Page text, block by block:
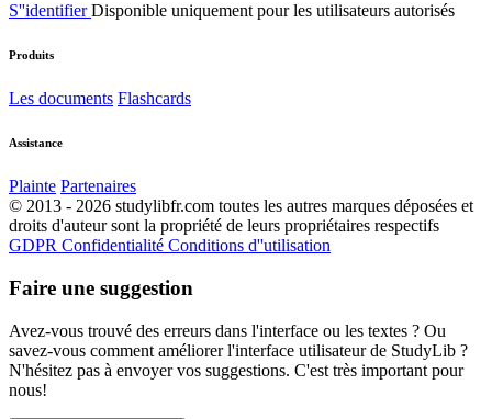
S''identifierDisponible uniquement pour les utilisateurs autorisés
Produits
Les documents Flashcards
Assistance
Plainte Partenaires
© 2013 - 2026 studylibfr.com toutes les autres marques déposées et
droits d'auteur sont la propriété de leurs propriétaires respectifs
GDPR Confidentialité Conditions d''utilisation
Faire une suggestion
Avez-vous trouvé des erreurs dans l'interface ou les textes ? Ou
savez-vous comment améliorer l'interface utilisateur de StudyLib ?
N'hésitez pas à envoyer vos suggestions. C'est très important pour
nous!